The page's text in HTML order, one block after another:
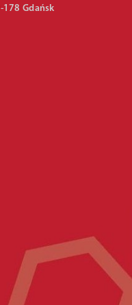
178 Gdańsk